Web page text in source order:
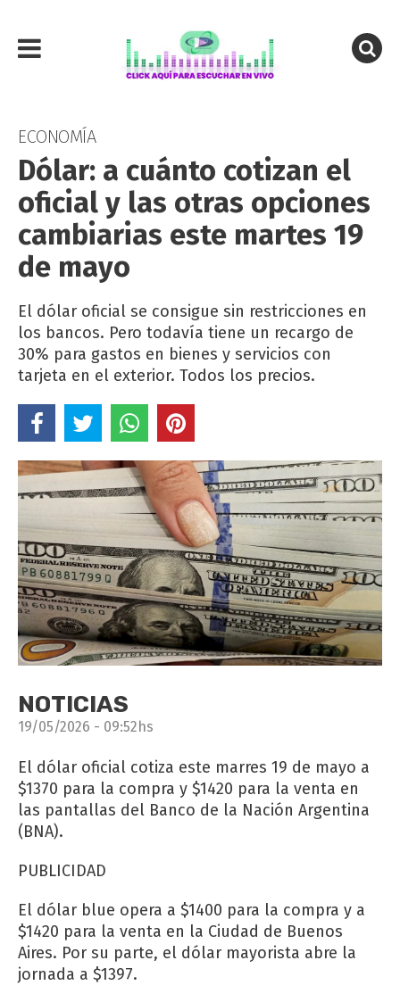
ECONOMÍA
Dólar: a cuánto cotizan el
oficial y las otras opciones
cambiarias este martes 19
de mayo
El dólar oficial se consigue sin restricciones en
los bancos. Pero todavía tiene un recargo de
30% para gastos en bienes y servicios con
tarjeta en el exterior. Todos los precios.
NOTICIAS
19/05/2026 - 09:52hs
El dólar oficial cotiza este marres 19 de mayo a
$1370 para la compra y $1420 para la venta en
las pantallas del Banco de la Nación Argentina
(BNA).
PUBLICIDAD
El dólar blue opera a $1400 para la compra y a
$1420 para la venta en la Ciudad de Buenos
Aires. Por su parte, el dólar mayorista abre la
jornada a $1397.